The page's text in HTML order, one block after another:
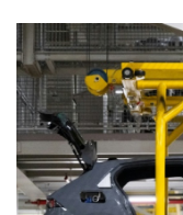
Regisseur
Tour de France
Schwimm-EM:
Höhere
RWE gibt Offshore-
Mindestens 38